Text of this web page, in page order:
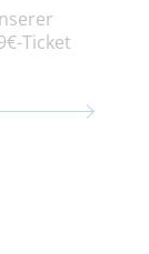
Ticket